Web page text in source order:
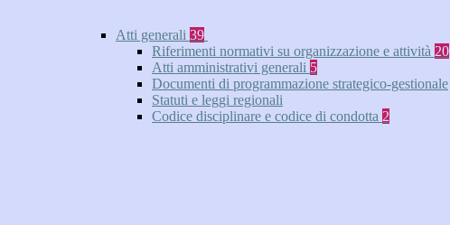
Atti generali 39
Riferimenti normativi su organizzazione e attività 20
Atti amministrativi generali 5
Documenti di programmazione strategico-gestionale
Statuti e leggi regionali
Codice disciplinare e codice di condotta 2